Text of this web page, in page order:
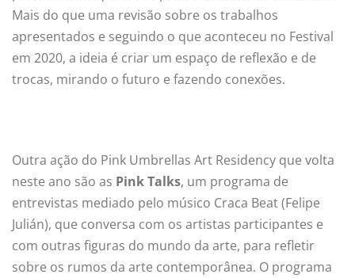
Mais do que uma revisão sobre os trabalhos
apresentados e seguindo o que aconteceu no Festival
em 2020, a ideia é criar um espaço de reflexão e de
trocas, mirando o futuro e fazendo conexões.
Outra ação do Pink Umbrellas Art Residency que volta
neste ano são as Pink Talks, um programa de
entrevistas mediado pelo músico Craca Beat (Felipe
Julián), que conversa com os artistas participantes e
com outras figuras do mundo da arte, para refletir
sobre os rumos da arte contemporânea. O programa